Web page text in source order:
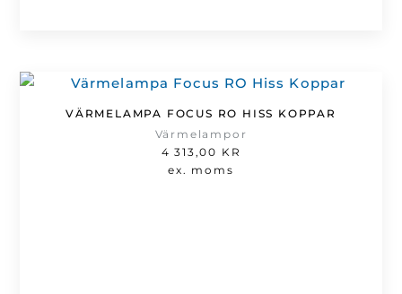
VÄRMELAMPA FOCUS RO HISS KOPPAR
Värmelampor
4 313,00 KR
ex. moms